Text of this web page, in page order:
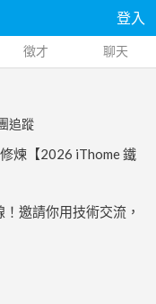
登入
徵才 聊天
追蹤
煉【2026 iThome 鐵
邀請你用技術交流，